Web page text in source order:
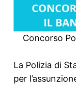
Concorso
La Polizia di
per